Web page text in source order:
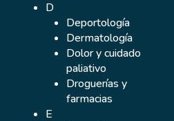
D
Deportología
Dermatología
Dolor y cuidado
paliativo
Droguerías y
farmacias
E